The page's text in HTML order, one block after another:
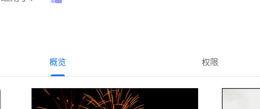
概览 权限